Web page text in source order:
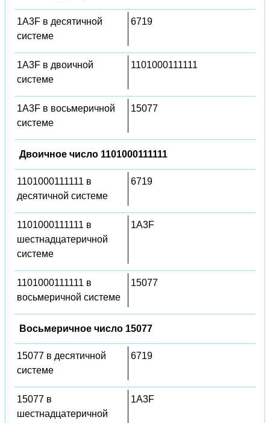
1A3F в десятичной
системе
6719
1A3F в двоичной
системе
1101000111111
1A3F в восьмеричной
системе
15077
Двоичное число 1101000111111
1101000111111 в
десятичной системе
6719
1101000111111 в
шестнадцатеричной
системе
1A3F
1101000111111 в
восьмеричной системе
15077
Восьмеричное число 15077
15077 в десятичной
системе
6719
15077 в
шестнадцатеричной
1A3F